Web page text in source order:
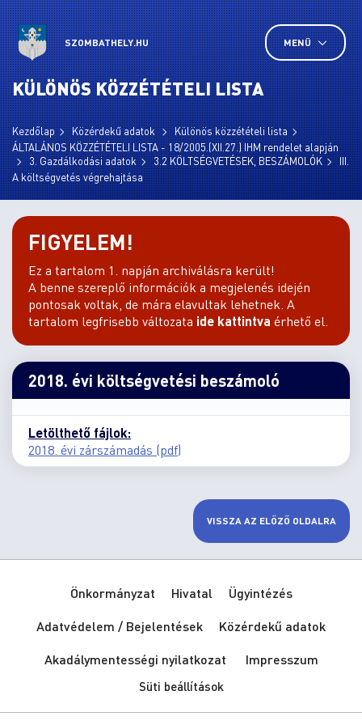
SZOMBATHELY.HU MENÜ
KÜLÖNÖS KÖZZÉTÉTELI LISTA
Kezdőlap Közérdekű adatok
Különös közzétételi lista
ÁLTALÁNOS KÖZZÉTÉTELI LISTA - 18/2005.(XII.27.) IHM rendelet alapján
3. Gazdálkodási adatok
3.2 KÖLTSÉGVETÉSEK, BESZÁMOLÓK
III.
A költségvetés végrehajtása
FIGYELEM!
Ez a tartalom 1. napján archiválásra került!
A benne szereplő információk a megjelenés idején
pontosak voltak, de mára elavultak lehetnek. A
tartalom legfrisebb változata ide kattintva érhető el.
2018. évi költségvetési beszámoló
Letölthető fájlok:
2018. évi zárszámadás (pdf)
VISSZA AZ ELŐZŐ OLDALRA
Önkormányzat Hivatal
Ügyintézés
Adatvédelem / Bejelentések
Közérdekű adatok
Akadálymentességi nyilatkozat
Impresszum
Süti beállítások